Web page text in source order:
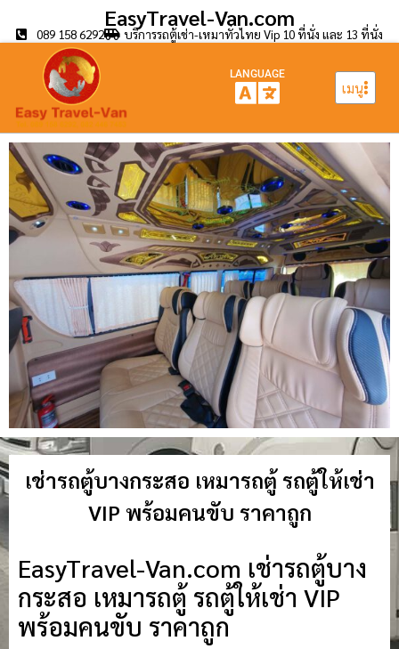
EasyTravel-Van.com
089 158 6292 บริการรถตู้เช่า-เหมาทั่วไทย Vip 10 ที่นั่ง และ 13 ที่นั่ง
เมนู
LANGUAGE
เช่ารถตู้บางกระสอ เหมารถตู้ รถตู้ให้เช่า
VIP พร้อมคนขับ ราคาถูก
EasyTravel-Van.com เช่ารถตู้บาง
กระสอ เหมารถตู้ รถตู้ให้เช่า VIP
พร้อมคนขับ ราคาถูก